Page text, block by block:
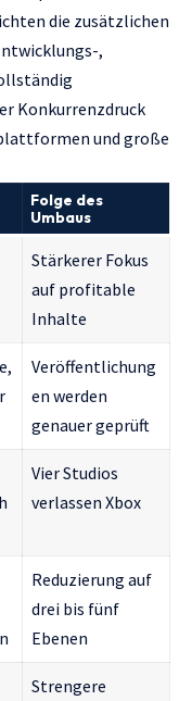
die zusätzlichen
,
Konkurrenzdruck
und große
Folge des
Umbaus
Stärkerer Fokus
auf profitable
Inhalte
Veröffentlichung
en werden
genauer geprüft
Vier Studios
verlassen Xbox
Reduzierung auf
drei bis fünf
Ebenen
Strengere